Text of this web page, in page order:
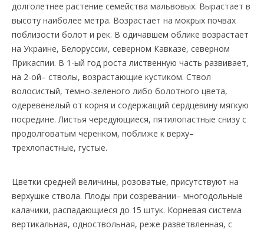
долголетнее растение семейства мальвовых. Вырастает в
высоту наиболее метра. Возрастает на мокрых почвах
поблизости болот и рек. В одичавшем облике возрастает
на Украине, Белоруссии, северном Кавказе, северном
Прикаспии. В 1-ый год роста лиственную часть развивает,
на 2-ой– стволы, возрастающие кустиком. Ствол
волосистый, темно-зеленого либо болотного цвета,
одеревенелый от корня и содержащий сердцевину мягкую
посредине. Листья чередующиеся, пятилопастные снизу с
продолговатым черенком, поближе к верху–
трехлопастные, густые.
Цветки средней величины, розоватые, присутствуют на
верхушке ствола. Плоды при созревании– многодольные
калачики, распадающиеся до 15 штук. Корневая система
вертикальная, одноствольная, реже разветвленная, с